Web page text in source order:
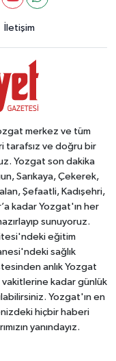
İletişim
merkez ve tüm
tarafsız ve doğru bir
Yozgat son dakika
Sarıkaya, Çekerek,
Şefaatli, Kadışehri,
kadar Yozgat'ın her
sunuyoruz.
eğitim
sağlık
anlık Yozgat
kadar günlük
Yozgat'ın en
hiçbir haberi
yanındayız.